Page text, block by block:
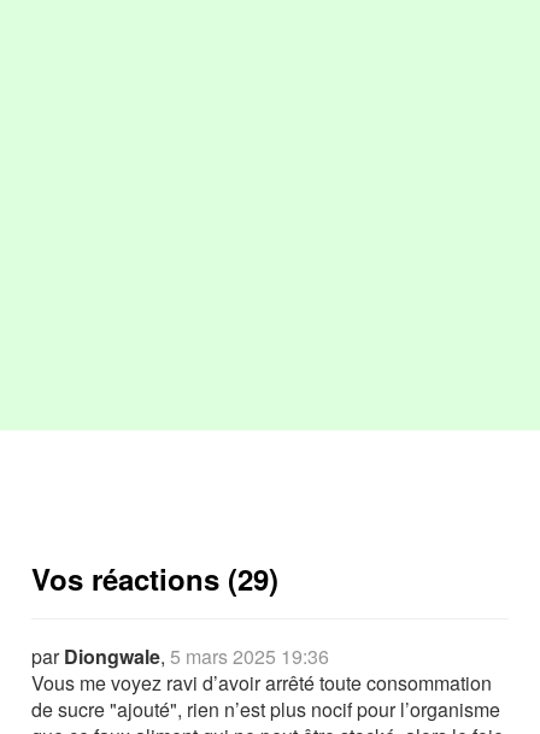
Vos réactions (29)
parDiongwale,5 mars 2025 19:36
Vous me voyez ravi d’avoir arrêté toute consommation
de sucre "ajouté", rien n’est plus nocif pour l’organisme